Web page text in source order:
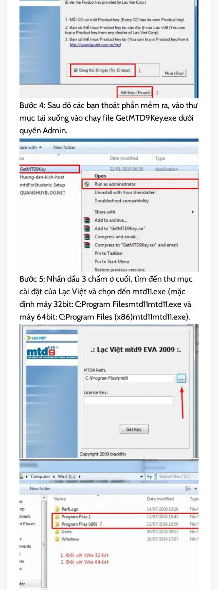
Bước 4: Sau đó các bạn thoát phần mềm ra, vào thư
mục tải xuống vào chạy file GetMTD9Key.exe dưới
quyền Admin.
Bước 5: Nhấn dấu 3 chấm ở cuối, tìm đến thư mục
cài đặt của Lạc Việt và chọn đến mtd11.exe (mặc
định máy 32bit: C:Program Filesmtd11mtd11.exe và
máy 64bit: C:Program Files (x86)mtd11mtd11.exe).